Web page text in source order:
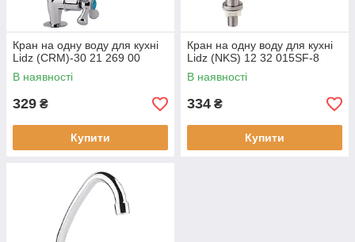
Кран на одну воду для кухні
Lidz (CRM)-30 21 269 00
В наявності
329 ₴
Купити
Кран на одну воду для кухні
Lidz (NKS) 12 32 015SF-8
В наявності
334 ₴
Купити